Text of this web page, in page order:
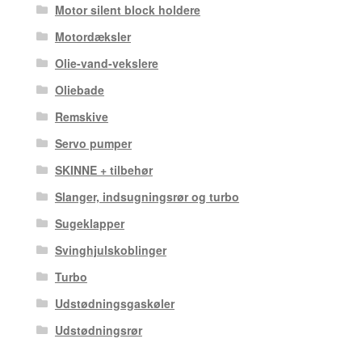
Motor silent block holdere
Motordæksler
Olie-vand-vekslere
Oliebade
Remskive
Servo pumper
SKINNE + tilbehør
Slanger, indsugningsrør og turbo
Sugeklapper
Svinghjulskoblinger
Turbo
Udstødningsgaskøler
Udstødningsrør